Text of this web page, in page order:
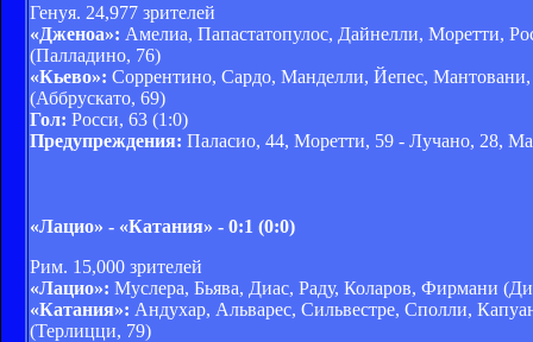
Генуя. 24,977 зрителей
«Дженоа»: Амелиа, Папастатопулос, Дайнелли, Моретти,
(Палладино, 76)
«Кьево»: Соррентино, Сардо, Манделли, Йепес,
(Аббрускато, 69)
Гол: Росси, 63 (1:0)
Предупреждения: Паласио, 44, Моретти, 59 - Лучано, 28,
«Лацио» - «Катания» - 0:1 (0:0)
Рим. 15,000 зрителей
«Лацио»: Муслера, Бьява, Диас, Раду, Коларов, Фирмани
«Катания»: Андухар, Альварес, Сильвестре, Сполли,
(Терлицци, 79)